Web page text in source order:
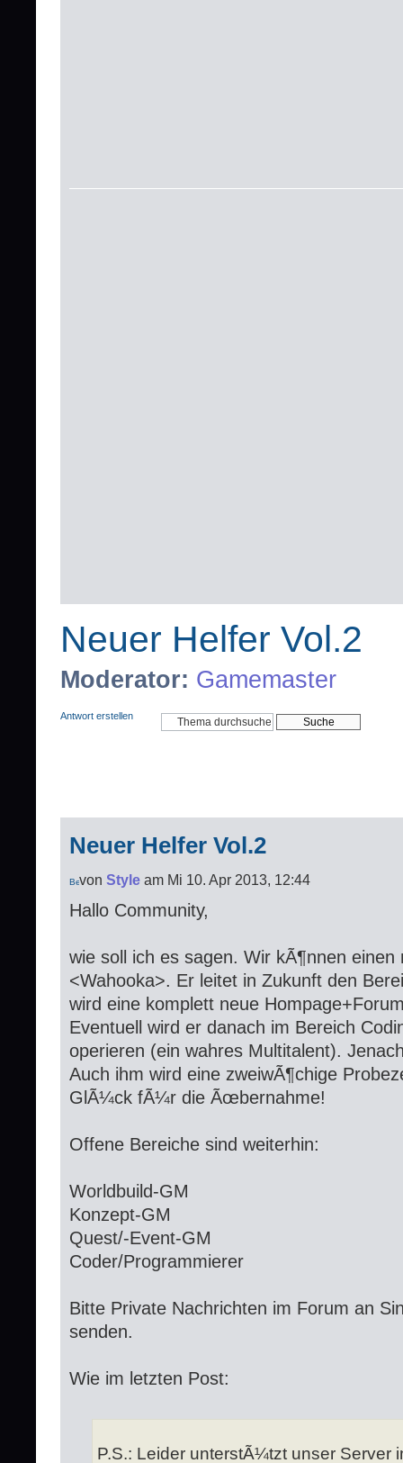
Neuer Helfer Vol.2
Moderator: Gamemaster
Antwort erstellen
Neuer Helfer Vol.2
von Style am Mi 10. Apr 2013, 12:44
Hallo Community,
wie soll ich es sagen. Wir kÃ¶nnen
<Wahooka>. Er leitet in Zukunft den
wird eine komplett neue
Eventuell wird er danach im Bereich
operieren (ein wahres Multitalent).
Auch ihm wird eine zweiwÃ¶chige
GlÃ¼ck fÃ¼r die Ãœbernahme!
Offene Bereiche sind weiterhin:
Worldbuild-GM
Konzept-GM
Quest/-Event-GM
Coder/Programmierer
Bitte Private Nachrichten im Forum an
senden.
Wie im letzten Post:
P.S.: Leider unterstÃ¼tzt unser Server